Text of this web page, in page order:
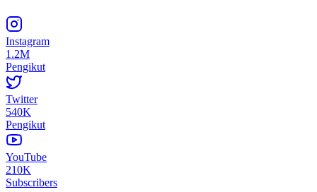
Instagram
1.2M
Pengikut
Twitter
540K
Pengikut
YouTube
210K
Subscribers